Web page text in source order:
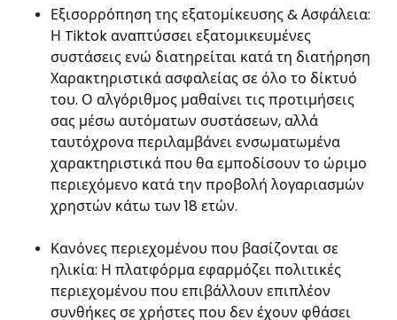
Εξισορρόπηση της εξατομίκευσης& Ασφάλεια:
Η Tiktok αναπτύσσει εξατομικευμένες
συστάσεις ενώ διατηρείται κατά τη διατήρηση
Χαρακτηριστικά ασφαλείας σε όλο το δίκτυό
του. Ο αλγόριθμος μαθαίνει τις προτιμήσεις
σας μέσω αυτόματων συστάσεων, αλλά
ταυτόχρονα περιλαμβάνει ενσωματωμένα
χαρακτηριστικά που θα εμποδίσουν το ώριμο
περιεχόμενο κατά την προβολή λογαριασμών
χρηστών κάτω των 18 ετών.
Κανόνες περιεχομένου που βασίζονται σε
ηλικία: Η πλατφόρμα εφαρμόζει πολιτικές
περιεχομένου που επιβάλλουν επιπλέον
συνθήκες σε χρήστες που δεν έχουν φθάσει